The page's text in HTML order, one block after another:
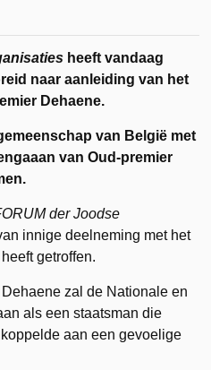
heeft vandaag
naar aanleiding van het
Dehaene.
van België met
van Oud-premier
der Joodse
innige deelneming met het
getroffen.
zal de Nationale en
als een staatsman die
aan een gevoelige